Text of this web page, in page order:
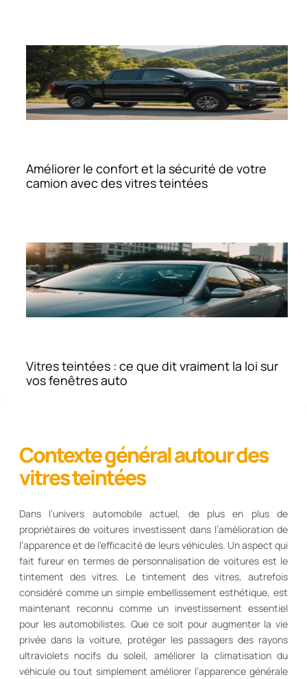
Contexte général autour des
vitres teintées
Dans l’univers automobile actuel, de plus en plus de
propriétaires de voitures investissent dans l’amélioration de
l’apparence et de l’efficacité de leurs véhicules. Un aspect qui
fait fureur en termes de personnalisation de voitures est le
tintement des vitres. Le tintement des vitres, autrefois
considéré comme un simple embellissement esthétique, est
maintenant reconnu comme un investissement essentiel
pour les automobilistes. Que ce soit pour augmenter la vie
privée dans la voiture, protéger les passagers des rayons
ultraviolets nocifs du soleil, améliorer la climatisation du
véhicule ou tout simplement améliorer l’apparence générale
Améliorer le confort et la sécurité de votre
camion avec des vitres teintées
Vitres teintées : ce que dit vraiment la loi sur
vos fenêtres auto